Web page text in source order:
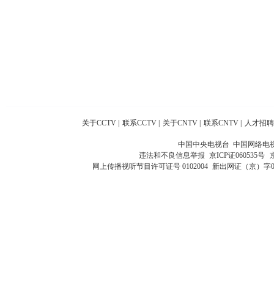
关于CCTV 联系CCTV 关于CNTV 联系CNTV 人才招聘
中国中央电视台 中国网络电
违法和不良信息举报 京ICP证060535号
网上传播视听节目许可证号 0102004 新出网证（京）